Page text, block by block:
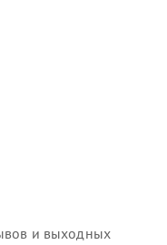
и выходных